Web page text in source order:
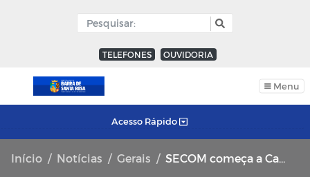
TELEFONES OUVIDORIA
Menu
Acesso Rápido
Início Notícias Gerais SECOM começa a Campanha de Prevenção ao Suicídio